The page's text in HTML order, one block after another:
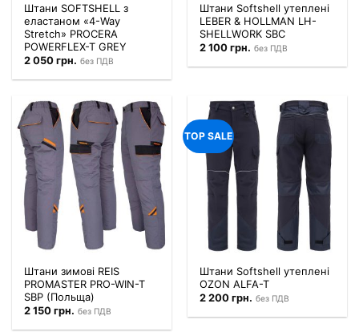
Штани SOFTSHELL з
еластаном «4-Way
Stretch» PROCERA
POWERFLEX-T GREY
2 050грн. без ПДВ
Штани Softshell утеплені
LEBER & HOLLMAN LH-
SHELLWORK SBC
2 100грн. без ПДВ
Штани зимові REIS
PROMASTER PRO-WIN-T
SBP (Польща)
2 150грн. без ПДВ
TOP SALE
Штани Softshell утеплені
OZON ALFA-T
2 200грн. без ПДВ